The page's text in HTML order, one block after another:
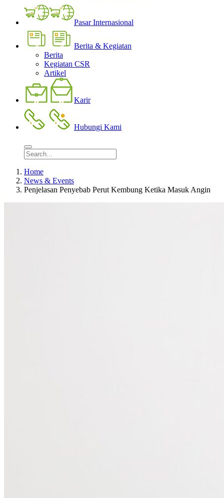
Pasar Internasional
Berita & Kegiatan
Berita
Kegiatan CSR
Artikel
Karir
Hubungi Kami
Home
News & Events
Penjelasan Penyebab Perut Kembung Ketika Masuk Angin